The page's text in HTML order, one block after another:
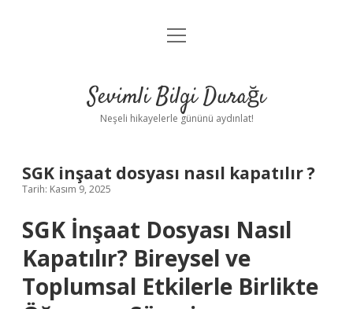
Anasayfa
Yasal Uyarı
menüyü
Sevimli Bilgi Durağı
Neşeli hikayelerle gününü aydınlat!
SGK inşaat dosyası nasıl kapatılır ?
Tarih: Kasım 9, 2025
SGK İnşaat Dosyası Nasıl
Kapatılır? Bireysel ve
Toplumsal Etkilerle Birlikte